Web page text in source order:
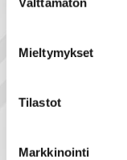
valinta
Mieltymykset
Tilastot
Markkinointi